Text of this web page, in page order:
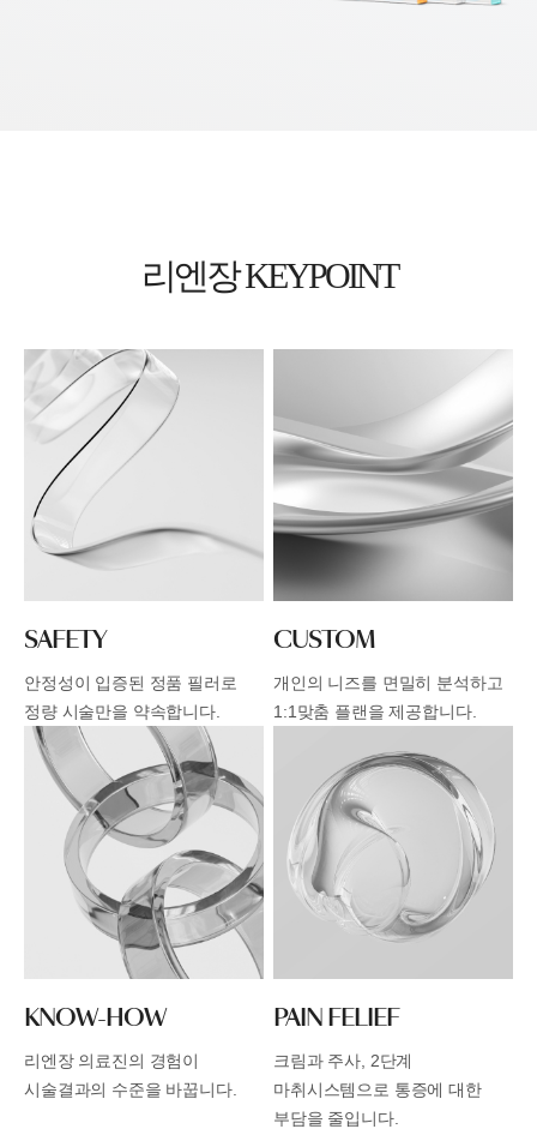
리엔장 KEYPOINT
SAFETY
안정성이 입증된 정품 필러로
정량 시술만을 약속합니다.
CUSTOM
개인의 니즈를 면밀히 분석하고
1:1맞춤 플랜을 제공합니다.
KNOW-HOW
리엔장 의료진의 경험이
시술결과의 수준을 바꿉니다.
PAIN FELIEF
크림과 주사, 2단계
마취시스템으로 통증에대한
부담을 줄입니다.